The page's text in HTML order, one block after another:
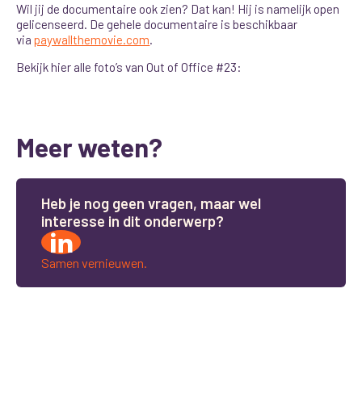
Wil jij de documentaire ook zien? Dat kan! Hij is namelijk open
gelicenseerd. De gehele documentaire is beschikbaar
viapaywallthemovie.com.
Bekijk hier alle foto’s van Out of Office #23:
Meer weten?
Heb je nog geen vragen, maarwel
interesse in dit onderwerp?
Samen vernieuwen.